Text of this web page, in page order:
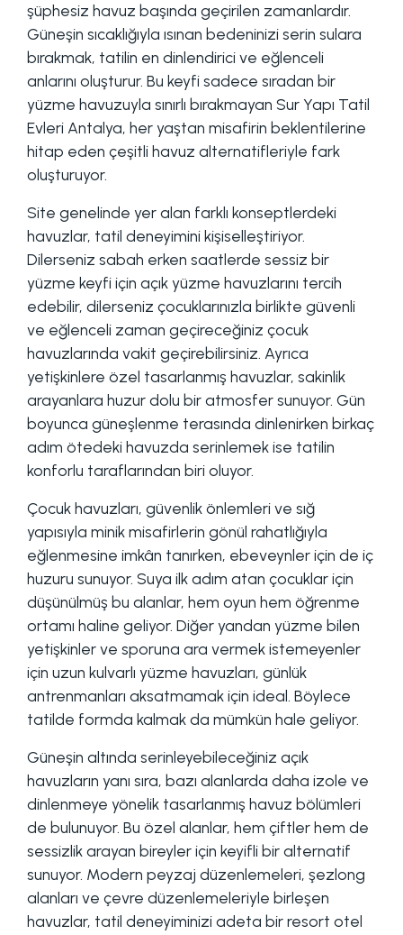
şüphesiz havuz başında geçirilen zamanlardır.
Güneşin sıcaklığıyla ısınan bedeninizi serin sulara
bırakmak, tatilin en dinlendirici ve eğlenceli
anlarını oluşturur. Bu keyfi sadece sıradan bir
yüzme havuzuyla sınırlı bırakmayan Sur Yapı Tatil
Evleri Antalya, her yaştan misafirin beklentilerine
hitap eden çeşitli havuz alternatifleriyle fark
oluşturuyor.
Site genelinde yer alan farklı konseptlerdeki
havuzlar, tatil deneyimini kişiselleştiriyor.
Dilerseniz sabah erken saatlerde sessiz bir
yüzme keyfi için açık yüzme havuzlarını tercih
edebilir, dilerseniz çocuklarınızla birlikte güvenli
ve eğlenceli zaman geçireceğiniz çocuk
havuzlarında vakit geçirebilirsiniz. Ayrıca
yetişkinlere özel tasarlanmış havuzlar, sakinlik
arayanlara huzur dolu bir atmosfer sunuyor. Gün
boyunca güneşlenme terasında dinlenirken birkaç
adım ötedeki havuzda serinlemek ise tatilin
konforlu taraflarından biri oluyor.
Çocuk havuzları, güvenlik önlemleri ve sığ
yapısıyla minik misafirlerin gönül rahatlığıyla
eğlenmesine imkân tanırken, ebeveynler için de iç
huzuru sunuyor. Suya ilk adım atan çocuklar için
düşünülmüş bu alanlar, hem oyun hem öğrenme
ortamı haline geliyor. Diğer yandan yüzme bilen
yetişkinler ve sporuna ara vermek istemeyenler
için uzun kulvarlı yüzme havuzları, günlük
antrenmanları aksatmamak için ideal. Böylece
tatilde formda kalmak da mümkün hale geliyor.
Güneşin altında serinleyebileceğiniz açık
havuzların yanı sıra, bazı alanlarda daha izole ve
dinlenmeye yönelik tasarlanmış havuz bölümleri
de bulunuyor. Bu özel alanlar, hem çiftler hem de
sessizlik arayan bireyler için keyifli bir alternatif
sunuyor. Modern peyzaj düzenlemeleri, şezlong
alanları ve çevre düzenlemeleriyle birleşen
havuzlar, tatil deneyiminizi adeta bir resort otel